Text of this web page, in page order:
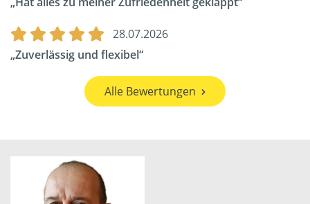
28.07.2026
Zuverlässig und flexibel
Alle Bewertungen